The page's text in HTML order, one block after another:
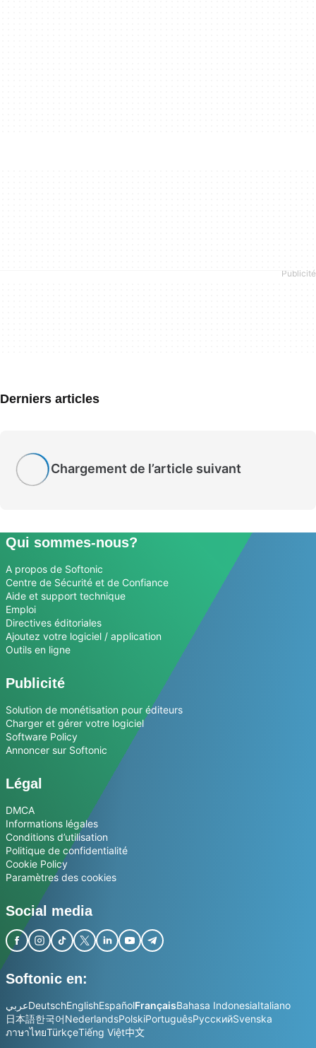
Derniers articles
Chargement de l’article suivant
Qui sommes-nous?
A propos de Softonic
Centre de Sécurité et de Confiance
Aide et support technique
Emploi
Directives éditoriales
Ajoutez votre logiciel / application
Outils en ligne
Publicité
Solution de monétisation pour éditeurs
Charger et gérer votre logiciel
Software Policy
Annoncer sur Softonic
Légal
DMCA
Informations légales
Conditions d’utilisation
Politique de confidentialité
Cookie Policy
Paramètres des cookies
Social media
Softonic en:
عربيDeutschEnglishEspañolFrançaisBahasa IndonesiaItaliano
日本語한국어NederlandsPolskiPortuguêsРусскийSvenska
ภาษาไทยTürkçeTiếng Việt中文